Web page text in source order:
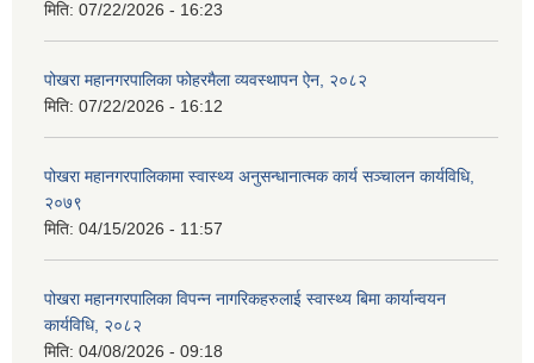
मिति: 07/22/2026 - 16:23
पोखरा महानगरपालिका फोहरमैला व्यवस्थापन ऐन, २०८२
मिति: 07/22/2026 - 16:12
पोखरा महानगरपालिकामा स्वास्थ्य अनुसन्धानात्मक कार्य सञ्चालन कार्यविधि,
२०७९
मिति: 04/15/2026 - 11:57
पोखरा महानगरपालिका विपन्न नागरिकहरुलाई स्वास्थ्य बिमा कार्यान्वयन
कार्यविधि, २०८२
मिति: 04/08/2026 - 09:18